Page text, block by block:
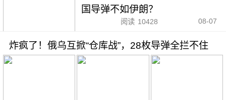
国导弹不如伊朗？
阅读 10428 08-07
炸疯了！俄乌互掀“仓库战”，28枚导弹全拦不住